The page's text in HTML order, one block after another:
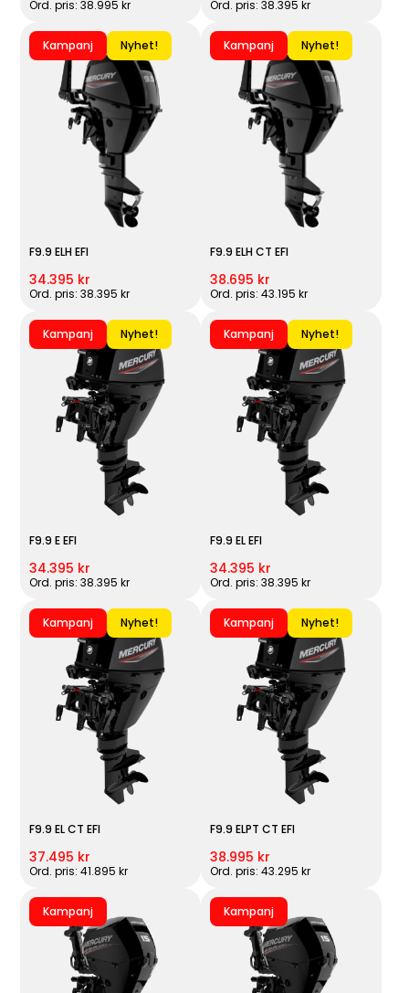
Ord. pris: 38.995 kr Ord. pris: 38.395 kr
Kampanj Nyhet!
F9.9 ELH EFI
34.395 kr
Ord. pris: 38.395 kr
Kampanj Nyhet!
F9.9 ELH CT EFI
38.695 kr
Ord. pris: 43.195 kr
Kampanj Nyhet!
F9.9 E EFI
34.395 kr
Ord. pris: 38.395 kr
Kampanj Nyhet!
F9.9 EL EFI
34.395 kr
Ord. pris: 38.395 kr
Kampanj Nyhet!
F9.9 EL CT EFI
37.495 kr
Ord. pris: 41.895 kr
Kampanj Nyhet!
F9.9 ELPT CT EFI
38.995 kr
Ord. pris: 43.295 kr
Kampanj Kampanj